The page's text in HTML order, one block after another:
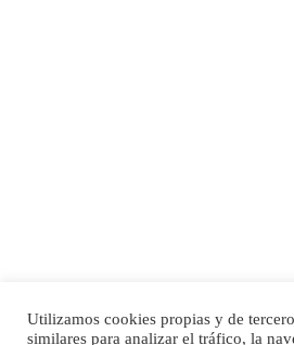
SHIBA PERDIDO AVDA JOSE MESA Y LOPEZ
Utilizamos cookies propias y de
similares para analizar el tráfico, la